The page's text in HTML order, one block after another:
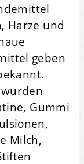
Harze und
geben
Gummi
Milch,